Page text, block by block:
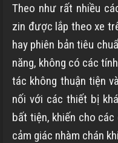
Theo như rất nhiều
zin được lắp theo xe
hay phiên bản tiêu
năng, không có các
tác không thuận tiện
nối với các thiết bị
bất tiện, khiến cho
cảm giác nhàm chán